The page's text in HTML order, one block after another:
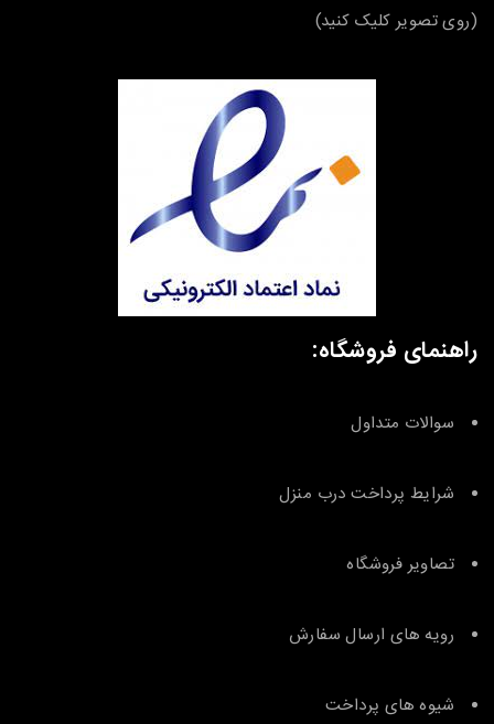
(روی تصویر کلیک کنید)
راهنمای فروشگاه:
سوالات متداول
شرایط پرداخت درب منزل
تصاویر فروشگاه
رویه های ارسال سفارش
شیوه های پرداخت